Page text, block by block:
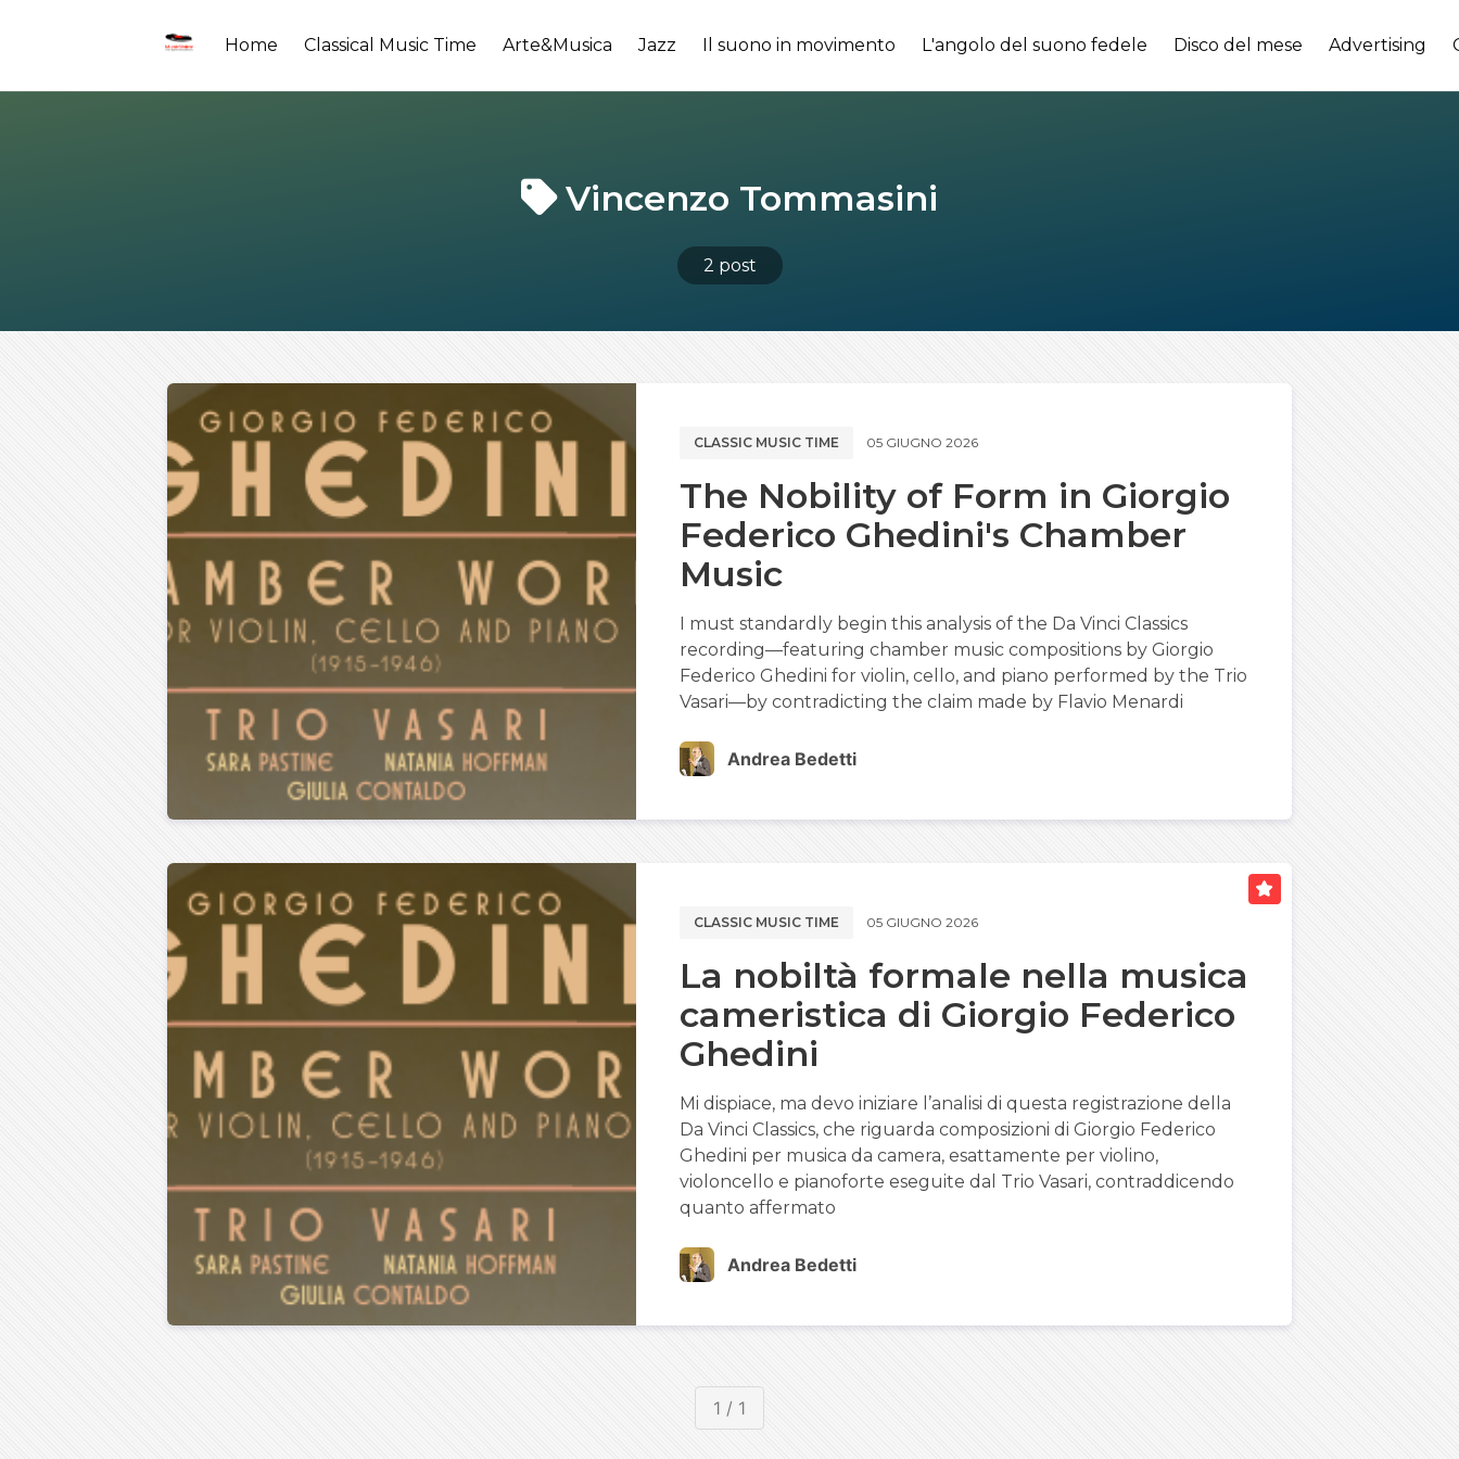
Home Classical Music Time Arte&Musica Jazz Il suono in movimento L'angolo del suono fedele Disco del mese Advertising
Vincenzo Tommasini
2 post
CLASSIC MUSIC TIME 05 GIUGNO 2026
The Nobility of Form in Giorgio
Federico Ghedini's Chamber
Music
I must standardly begin this analysis of the Da Vinci Classics
recording—featuring chamber music compositions by Giorgio
Federico Ghedini for violin, cello, and piano performed by the Trio
Vasari—by contradicting the claim made by Flavio Menardi
Andrea Bedetti
CLASSIC MUSIC TIME 05 GIUGNO 2026
La nobiltà formale nella musica
cameristica di Giorgio Federico
Ghedini
Mi dispiace, ma devo iniziare l’analisi di questa registrazione della
Da Vinci Classics, che riguarda composizioni di Giorgio Federico
Ghedini per musica da camera, esattamente per violino,
violoncello e pianoforte eseguite dal Trio Vasari, contraddicendo
quanto affermato
Andrea Bedetti
1 / 1